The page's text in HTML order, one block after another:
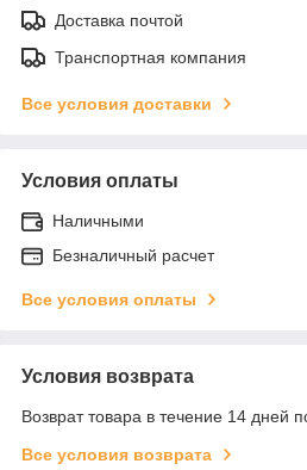
Доставка почтой
Транспортная компания
Все условия доставки
Условия оплаты
Наличными
Безналичный расчет
Все условия оплаты
Условия возврата
Возврат товара в течение 14 дней
Все условия возврата